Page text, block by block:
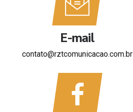
E-mail
contato@rztcomunicacao.com.br